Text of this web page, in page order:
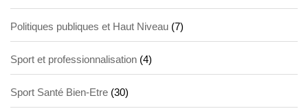
Politiques publiques et Haut Niveau (7)
Sport et professionnalisation (4)
Sport Santé Bien-Etre (30)